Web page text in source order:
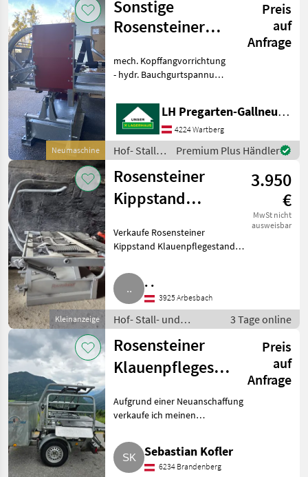
Kategorie 2 Land Filter
AKTUELLER
PFAD
Rosensteiner
Klauenpflege
KATEGORIE
WÄHLEN
Landtechnik
8
MARKTPLATZ
Marktplatz Händlerangebote
Zurücksetzen
Ergebnisse
anzeigen
Neumaschine
Sonstige
Rosensteiner
Kipp Top II
Comfo
Preis
auf
Anfrage
mech. Kopffangvorrichtung
- hydr. Bauchgurtspannung
Arbeitsplatz - geschossener
Eintreibbügel für schnellern
Eintrieb - Dreipunkt Cat II -
LH Pregarten-Gallneukirchen, Pregarten
4224 Wartberg
Hof- Stall-
und
Weidetechnik
/ Sonstige
Premium Plus Händler
Kleinanzeige
Rosensteiner
Kippstand
3.950
€
MwSt nicht
ausweisbar
Verkaufe Rosensteiner
Kippstand Klauenpflegestand.
Zustand, Eigenölversorgung
mit 230 V Spannung. Hof- Stall-
und Weidetechnik Klauenpf
. .
3925 Arbesbach
Hof- Stall- und
Weidetechnik /
Klauenpflege
3 Tage online
Rosensteiner
Klauenpflegestand
AH
Preis
auf
Anfrage
Aufgrund einer Neuanschaffung
verkaufe ich meinen
gepflegt, Erstbesitzer, Bj. 2012,
1.100 kg Eigengewicht, Reifen
und Bremsen neu, Picker
Sebastian Kofler
6234 Brandenberg